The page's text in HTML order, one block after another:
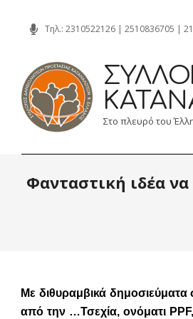
content
Τηλ.: 2310522126 | 2510836705 |
Στο πλευρό του
Φανταστική ιδέα
Με διθυραμβικά
από την …Τσεχία, ονόματι